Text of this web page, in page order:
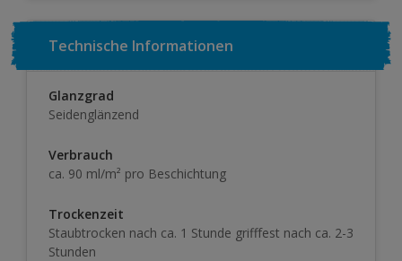
Technische Informationen
Glanzgrad
Seidenglänzend
Verbrauch
ca. 90 ml/m² pro Beschichtung
Trockenzeit
Staubtrocken nach ca. 1 Stunde grifffest nach ca. 2-3
Stunden